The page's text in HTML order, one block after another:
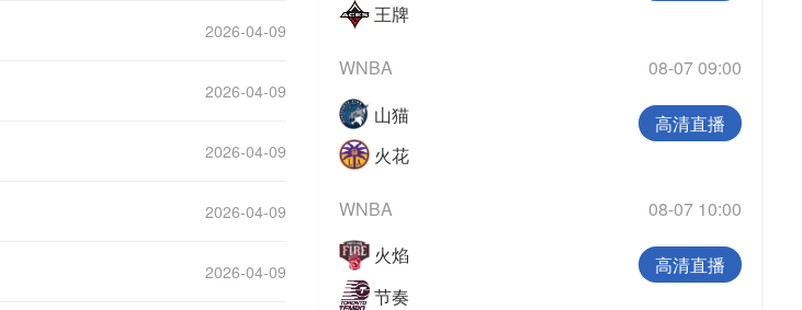
2026-04-09
2026-04-09
2026-04-09
2026-04-09
2026-04-09
王牌
WNBA
08-07 09:00
山猫
火花
高清直播
WNBA
08-07 10:00
火焰
节奏
高清直播